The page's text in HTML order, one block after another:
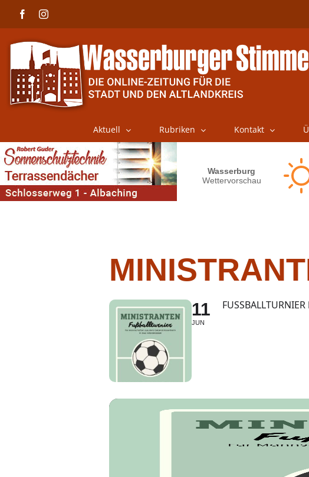
FacebookInstagram
Aktuell Rubriken Kontakt
11
JUN